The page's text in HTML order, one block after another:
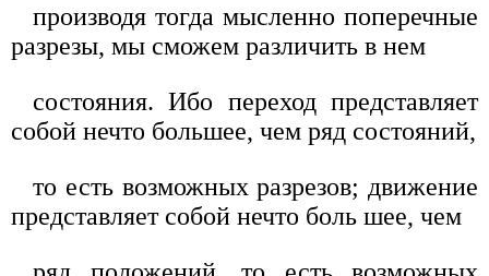
производя тогда мысленно поперечные
разрезы, мы сможем различить в нем
состояния. Ибо переход представляет
собой нечто большее, чем ряд состояний,
то есть возможных разрезов; движение
представляет собой нечто боль шее, чем